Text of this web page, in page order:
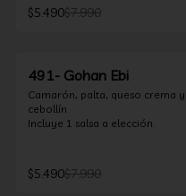
$5.490$7.990
491- Gohan Ebi
Camarón, palta, queso crema y
cebollín
Incluye 1 salsa a elección.
$5.490$7.990